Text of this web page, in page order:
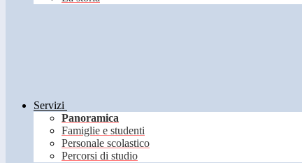
Servizi
Panoramica
Famiglie e studenti
Personale scolastico
Percorsi di studio